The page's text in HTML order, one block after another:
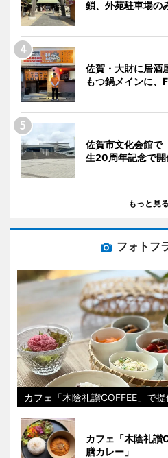
鎖、外苑駐車場の
佐賀・大財に居
もつ鍋メインに、
佐賀市文化会館
生20周年記念で開
もっと見る
フォトフ
カフェ「木陰礼讃COFFEE」で
カフェ「木陰礼讃
膳カレー」